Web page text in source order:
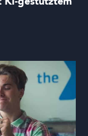
KI-gestütztem